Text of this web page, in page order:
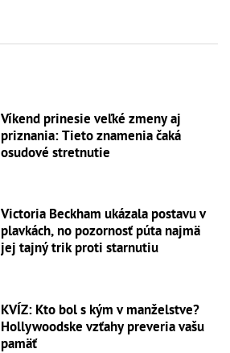
Víkend prinesie veľké zmeny aj
priznania: Tieto znamenia čaká
osudové stretnutie
Victoria Beckham ukázala postavu v
plavkách, no pozornosť púta najmä
jej tajný trik proti starnutiu
KVÍZ: Kto bol s kým v manželstve?
Hollywoodske vzťahy preveria vašu
pamäť